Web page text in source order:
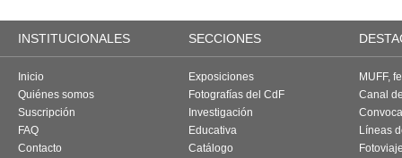
INSTITUCIONALES SECCIONES
Inicio
Quiénes somos
Suscripción
FAQ
Contacto
Exposiciones
Fotografías del CdF
Investigación
Educativa
Catálogo
MUFF,
Canal
Líneas